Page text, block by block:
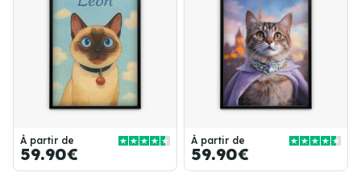
À partir de
59.90€
À partir de
59.90€